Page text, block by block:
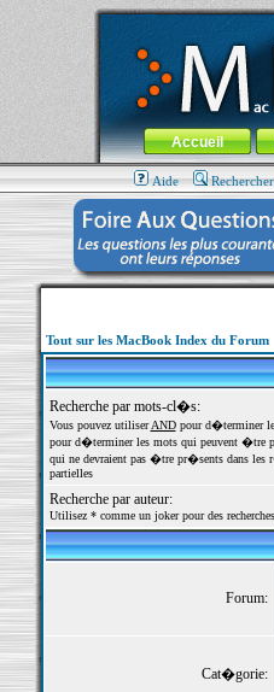
MacBook-fr.com : 100% Apple...
Aller au contenu-Aller au
Menu général
Accueil
Aide Rechercher
Tout sur les MacBook Index du Forum
Recherche par mots-cl�s:
Vous pouvez utiliserANDpour d�terminer
pour d�terminer les mots qui peuvent �tre
qui ne devraient pas �tre pr�sents dans les
partielles
Recherche par auteur:
Utilisez * comme un joker pour des
Forum:
Cat�gorie: